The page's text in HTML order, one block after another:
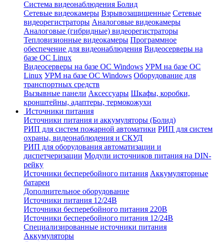
Система видеонаблюдения Болид
Сетевые видеокамеры Взрывозащищенные Сетевые
видеорегистраторы Аналоговые видеокамеры
Аналоговые (гибридные) видеорегистраторы
Тепловизионные видеокамеры Программное
обеспечение для видеонаблюдения Видеосерверы на
базе ОС Linux
Видеосерверы на базе ОС Windows УРМ на базе ОС
Linux УРМ на базе ОС Windows Оборудование для
транспортных средств
Вызывные панели Аксессуары Шкафы, коробки,
кронштейны, адаптеры, термокожухи
Источники питания
Источники питания и аккумуляторы (Болид)
РИП для систем пожарной автоматики РИП для систем
охраны, видеонаблюдения и СКУД
РИП для оборудования автоматизации и
диспетчеризации Модули источников питания на DIN-
рейку
Источники бесперебойного питания Аккумуляторные
батареи
Дополнительное оборудование
Источники питания 12/24В
Источники бесперебойного питания 220В
Источники бесперебойного питания 12/24В
Специализированные источники питания
Аккумуляторы